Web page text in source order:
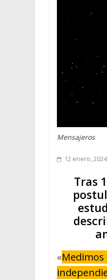
Mensajeros
12 enero, 2024
Tras
«